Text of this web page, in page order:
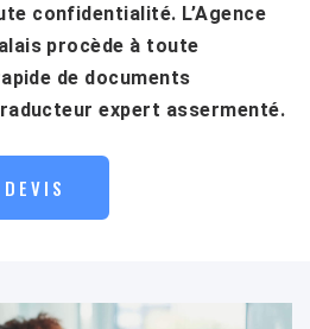
confidentialité. L’Agence
procède à toute
de documents
expert assermenté.